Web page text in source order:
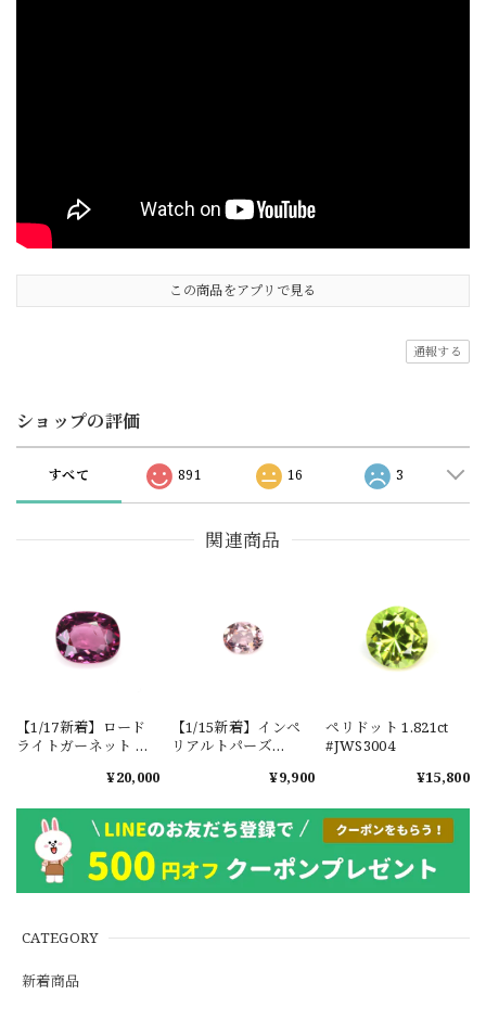
CATEGORY
新着商品
この商品をアプリで見る
通報する
ショップの評価
すべて 891 16 3
関連商品
【1/17新着】ロード
ライトガーネット タ
1.601ct【ソーティン
¥20,000
【1/15新着】インペ
リアルトパーズ
¥9,900
ペリドット 1.821ct
#JWS3004
¥15,800